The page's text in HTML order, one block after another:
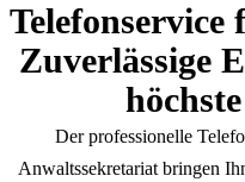
Telefonservice
Zuverlässige
Der professionelle
Anwaltssekretariat bringen